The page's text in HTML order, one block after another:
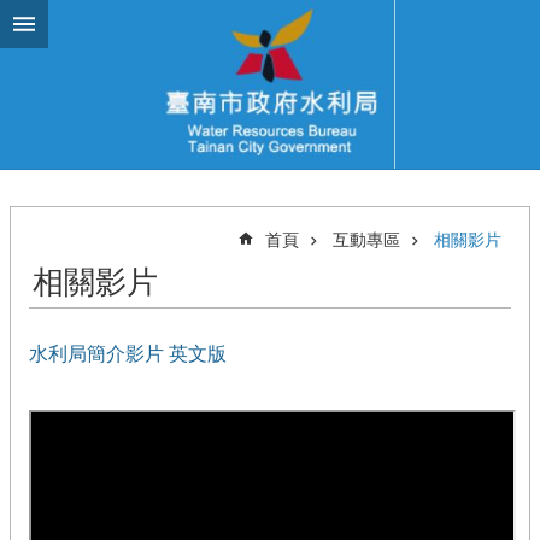
跳到主要內容區塊
首頁 互動專區 相關影片
相關影片
水利局簡介影片 英文版